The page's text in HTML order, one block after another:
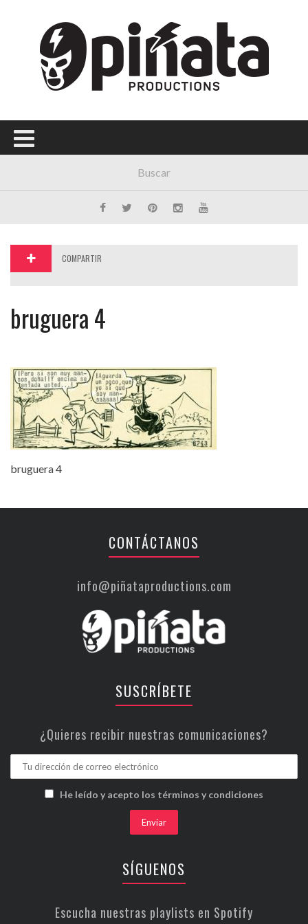
Menú Principal
PORTADA
CONCIERTOS
FESTIVALES
COMPARTIR
bruguera 4
bruguera 4
CONTÁCTANOS
info@piñataproductions.com
SUSCRÍBETE
¿Quieres recibir nuestras comunicaciones?
He leído y acepto los términos y condiciones
SÍGUENOS
Escucha nuestras playlists en Spotify